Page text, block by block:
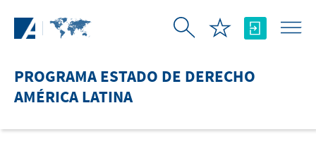
PROGRAMA ESTADO DE DERECHO
AMÉRICA LATINA